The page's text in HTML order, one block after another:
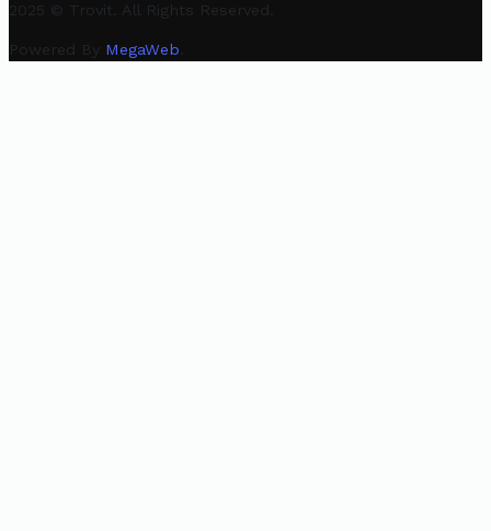
2025 © Trovit. All Rights Reserved.
Powered By MegaWeb